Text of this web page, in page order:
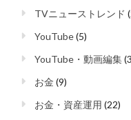
TVニューストレンド
YouTube(5)
YouTube・動画編集
お金 (9)
お金・資産運用 (22)